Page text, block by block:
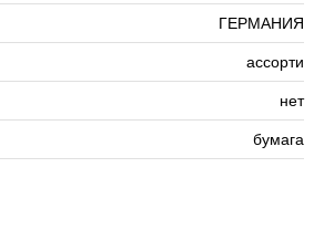
ГЕРМАНИЯ
ассорти
нет
бумага